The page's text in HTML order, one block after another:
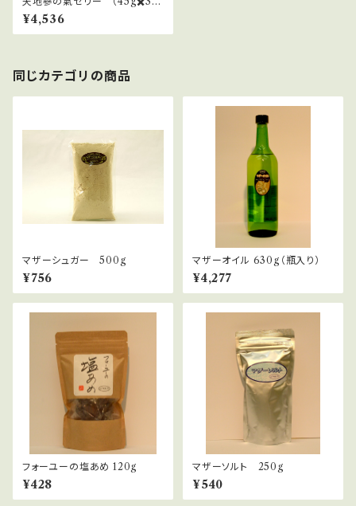
本）１ケース
¥4,536
同じカテゴリの商品
マザーシュガー 500g
¥756
マザーオイル 630g（瓶入り）
¥4,277
フォーユーの塩あめ 120g
¥428
マザーソルト 250g
¥540